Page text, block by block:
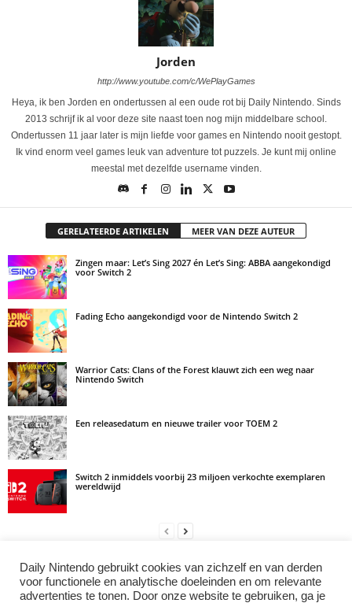
Jorden
http://www.youtube.com/c/WePlayGames
Heya, ik ben Jorden en ondertussen al een oude rot bij Daily Nintendo. Sinds
2013 schrijf ik al voor deze site naast toen nog mijn middelbare school.
Ondertussen 11 jaar later is mijn liefde voor games en Nintendo nooit gestopt.
Ik vind enorm veel games leuk van adventure tot puzzels. Je kunt mij online
meestal met dezelfde username vinden.
GERELATEERDE ARTIKELEN MEER VAN DEZE AUTEUR
Zingen maar: Let’s Sing 2027 én Let’s Sing: ABBA aangekondigd
voor Switch 2
Fading Echo aangekondigd voor de Nintendo Switch 2
Warrior Cats: Clans of the Forest klauwt zich een weg naar
Nintendo Switch
Een releasedatum en nieuwe trailer voor TOEM 2
Switch 2 inmiddels voorbij 23 miljoen verkochte exemplaren
wereldwijd
LAAT EEN REACTIE ACHTER
Log in om een opmerking achter te laten
Daily Nintendo gebruikt cookies van zichzelf en van derden
voor functionele en analytische doeleinden en om relevante
advertenties te tonen. Door onze website te gebruiken, ga je